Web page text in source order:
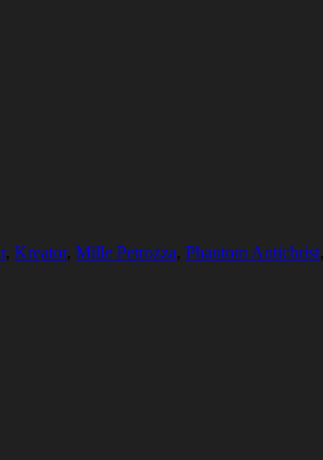
, Kreator, Mille Petrozza, Phantom Antichrist,